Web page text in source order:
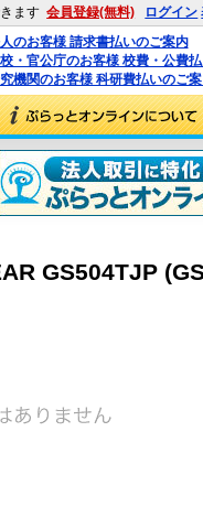
ます 会員登録(無料) ログイン
のお客様 請求書払いのご案内
・官公庁のお客様 校費・公費
機関のお客様 科研費払いのご
GS504TJP